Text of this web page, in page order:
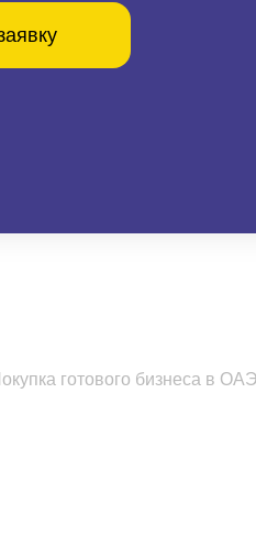
готового бизнеса в ОАЭ